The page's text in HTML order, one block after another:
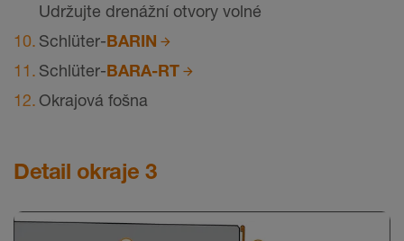
Udržujte drenážní otvory volné
Schlüter-BARIN
Schlüter-BARA-RT
Okrajová fošna
Detail okraje 3